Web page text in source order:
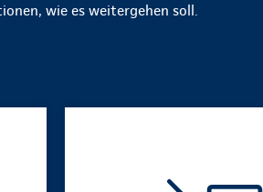
wie es weitergehen soll.